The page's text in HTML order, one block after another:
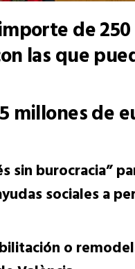
de 250
las que
millones de
sin burocracia”
sociales a
o